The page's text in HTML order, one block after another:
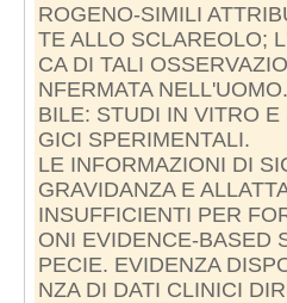
ROGENO-SIMILI
TE ALLO SCLAREOLO;
CA DI TALI
NFERMATA
BILE: STUDI IN VITRO
GICI SPERIMENTALI.
LE INFORMAZIONI DI
GRAVIDANZA E
INSUFFICIENTI PER
ONI EVIDENCE-BASED
PECIE. EVIDENZA
NZA DI DATI CLINICI